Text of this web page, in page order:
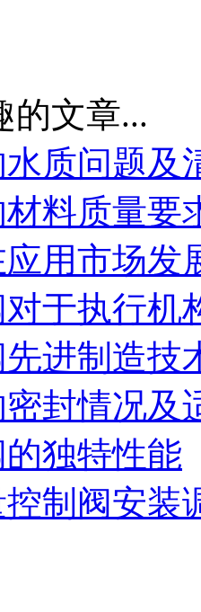
的文章...
质问题及
料质量要
用市场发
于执行机
进制造技
封情况及
独特性能
制阀安装